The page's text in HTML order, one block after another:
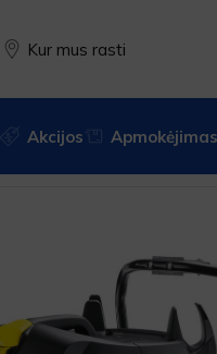
Kur mus rasti
Akcijos